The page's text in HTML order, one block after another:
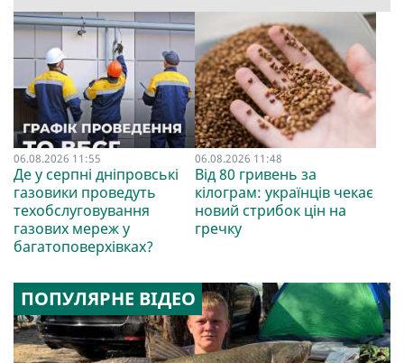
06.08.2026 11:55
Де у серпні дніпровські
газовики проведуть
техобслуговування
газових мереж у
багатоповерхівках?
06.08.2026 11:48
Від 80 гривень за
кілограм: українців чекає
новий стрибок цін на
гречку
ПОПУЛЯРНЕ ВІДЕО